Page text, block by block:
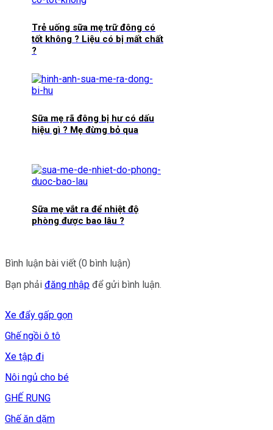
Trẻ uống sữa mẹ trữ đông có
tốt không ? Liệu có bị mất chất
?
Sữa mẹ rã đông bị hư có dấu
hiệu gì ? Mẹ đừng bỏ qua
Sữa mẹ vắt ra để nhiệt độ
phòng được bao lâu ?
Bình luận bài viết (0 bình luận)
Bạn phải đăng nhập để gửi bình luận.
Xe đẩy gấp gọn
Ghế ngồi ô tô
Xe tập đi
Nôi ngủ cho bé
GHẾ RUNG
Ghế ăn dặm